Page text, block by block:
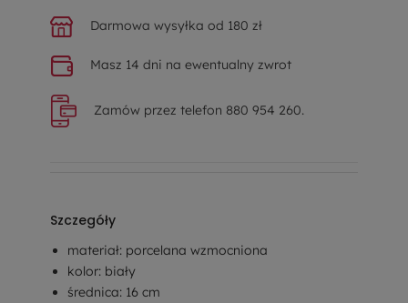
Darmowa wysyłka od 180 zł
Masz 14 dni na ewentualny zwrot
Zamów przez telefon 880 954 260.
Szczegóły
materiał: porcelana wzmocniona
kolor: biały
średnica: 16 cm